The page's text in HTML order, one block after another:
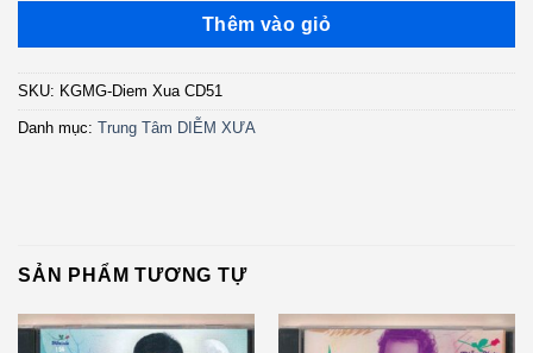
Thêm vào giỏ
SKU: KGMG-Diem Xua CD51
Danh mục: Trung Tâm DIỄM XƯA
SẢN PHẨM TƯƠNG TỰ